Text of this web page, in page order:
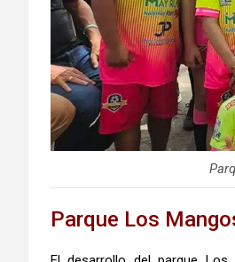
Parque Los